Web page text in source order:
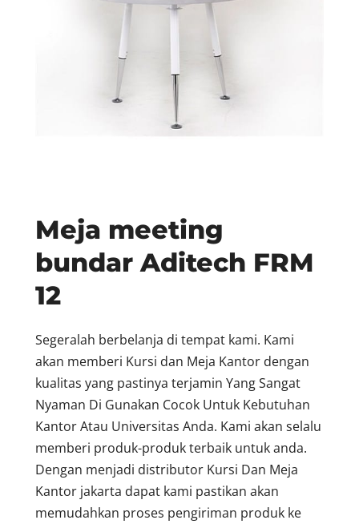
Meja meeting
bundar Aditech FRM
12
Segeralah berbelanja di tempat kami. Kami
akan memberi Kursi dan Meja Kantor dengan
kualitas yang pastinya terjamin Yang Sangat
Nyaman Di Gunakan Cocok Untuk Kebutuhan
Kantor Atau Universitas Anda. Kami akan selalu
memberi produk-produk terbaik untuk anda.
Dengan menjadi distributor Kursi Dan Meja
Kantor jakarta dapat kami pastikan akan
memudahkan proses pengiriman produk ke